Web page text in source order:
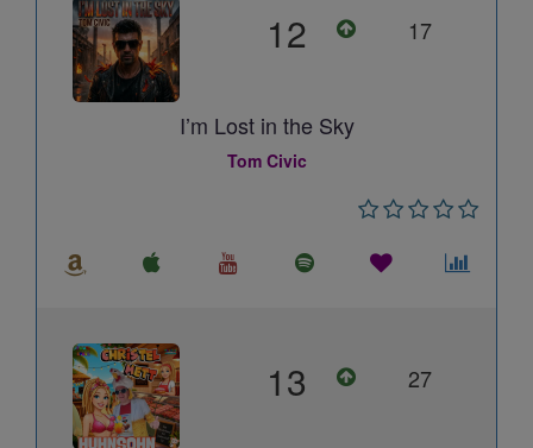
12 17
I’m Lost in the Sky
Tom Civic
13 27